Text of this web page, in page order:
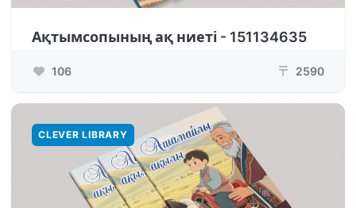
Ақтымсопының ақ ниеті - 151134635
106 ₸ 2590
CLEVER LIBRARY